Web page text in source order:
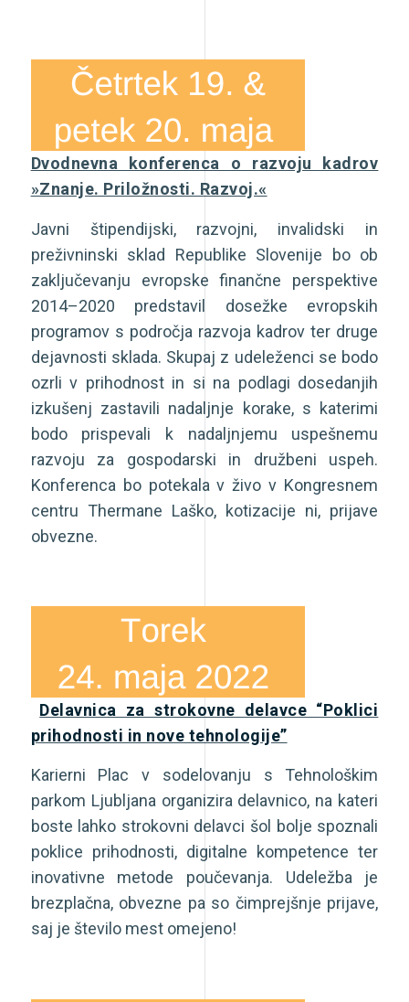
Dvodnevna konferenca o razvoju kadrov
»Znanje. Priložnosti. Razvoj.«
Javni štipendijski, razvojni, invalidski in
preživninski sklad Republike Slovenije bo ob
zaključevanju evropske finančne perspektive
2014–2020 predstavil dosežke evropskih
programov s področja razvoja kadrov ter druge
dejavnosti sklada. Skupaj z udeleženci se bodo
ozrli v prihodnost in si na podlagi dosedanjih
izkušenj zastavili nadaljnje korake, s katerimi
bodo prispevali k nadaljnjemu uspešnemu
razvoju za gospodarski in družbeni uspeh.
Konferenca bo potekala v živo v Kongresnem
centru Thermane Laško, kotizacije ni, prijave
obvezne.
Delavnica za strokovne delavce “Poklici
prihodnosti in nove tehnologije”
Karierni Plac v sodelovanju s Tehnološkim
parkom Ljubljana organizira delavnico, na kateri
boste lahko strokovni delavci šol bolje spoznali
poklice prihodnosti, digitalne kompetence ter
inovativne metode poučevanja. Udeležba je
brezplačna, obvezne pa so čimprejšnje prijave,
saj je število mest omejeno!